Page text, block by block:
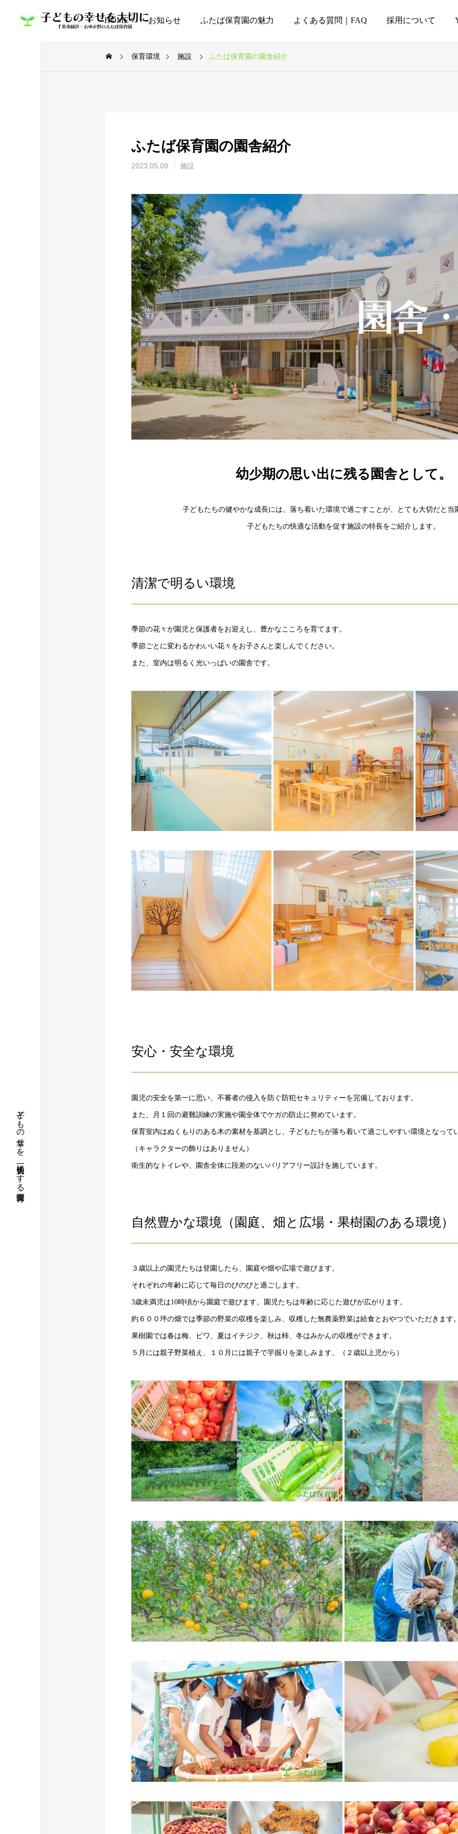
HOME お知らせ ふたば保育園の魅力 よくある質問｜FAQ 採用について
子どもの幸せを、一番大切にする保育園
保育環境 施設 ふたば保育園の園舎紹介
ふたば保育園の園舎紹介
2023.05.09 施設
幼少期の思い出に残る園舎として。
子どもたちの健やかな成長には、落ち着いた環境で過ごすことが、とても大切だと当
子どもたちの快適な活動を促す施設の特長をご紹介します。
清潔で明るい環境
季節の花々が園児と保護者をお迎えし、豊かなこころを育てます。
季節ごとに変わるかわいい花々をお子さんと楽しんでください。
また、室内は明るく光いっぱいの園舎です。
安心・安全な環境
園児の安全を第一に思い、不審者の侵入を防ぐ防犯セキュリティーを完備しております。
また、月１回の避難訓練の実施や園全体でケガの防止に努めています。
保育室内はぬくもりのある木の素材を基調とし、子どもたちが落ち着いて過ごしやすい環境となって
（キャラクターの飾りはありません）
衛生的なトイレや、園舎全体に段差のないバリアフリー設計を施しています。
自然豊かな環境（園庭、畑と広場・果樹園のある環境）
３歳以上の園児たちは登園したら、園庭や畑や広場で遊びます。
それぞれの年齢に応じて毎日のびのびと過ごします。
3歳未満児は10時頃から園庭で遊びます。園児たちは年齢に応じた遊びが広がります。
約６００坪の畑では季節の野菜の収穫を楽しみ、収穫した無農薬野菜は給食とおやつでいただきます
果樹園では春は梅、ビワ、夏はイチジク、秋は柿、冬はみかんの収穫ができます。
５月には親子野菜植え、１０月には親子で芋掘りを楽しみます。（２歳以上児から）